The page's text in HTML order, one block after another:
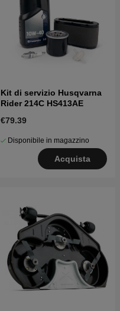
Kit di servizio Husqvarna
Rider 214C HS413AE
€79.39
Disponibile in magazzino
Acquista